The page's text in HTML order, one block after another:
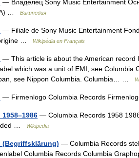
— Владелец Sony Music Entertainment
…
Википедия
— Filiale de Sony Music Entertainment
…
Wikipédia en Français
— This article is about the American record
which was a unit of EMI, see Columbia
see Nippon Columbia. Columbia… …
— Firmenlogo Columbia Records
— Columbia Records 1958
…
Wikipedia
(Begriffsklärung) — Columbia Records
Columbia Records Columbia